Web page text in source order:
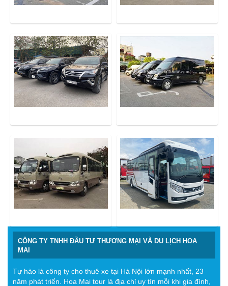
CÔNG TY TNHH ĐẦU TƯ THƯƠNG MẠI VÀ DU LỊCH HOA
MAI
Tự hào là công ty cho thuê xe tại Hà Nội lớn mạnh nhất, 23
năm phát triển. Hoa Mai tour là địa chỉ uy tín mỗi khi gia đình,